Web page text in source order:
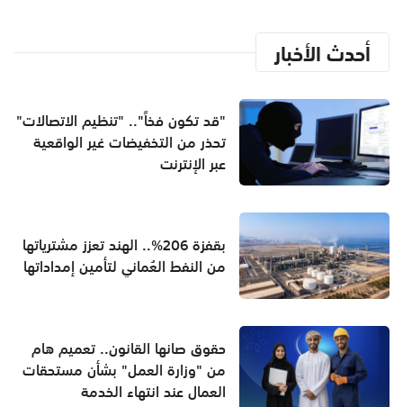
أحدث الأخبار
"قد تكون فخاً".. "تنظيم الاتصالات"
تحذر من التخفيضات غير الواقعية
عبر الإنترنت
بقفزة 206%.. الهند تعزز مشترياتها
من النفط العُماني لتأمين إمداداتها
حقوق صانها القانون.. تعميم هام
من "وزارة العمل" بشأن مستحقات
العمال عند انتهاء الخدمة